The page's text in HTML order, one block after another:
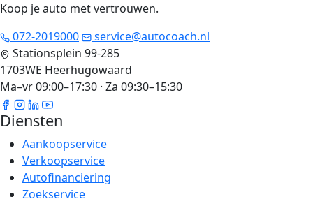
Koop je auto met vertrouwen.
072-2019000
service@autocoach.nl
Stationsplein 99-285
1703WE Heerhugowaard
Ma–vr 09:00–17:30 · Za 09:30–15:30
Diensten
Aankoopservice
Verkoopservice
Autofinanciering
Zoekservice